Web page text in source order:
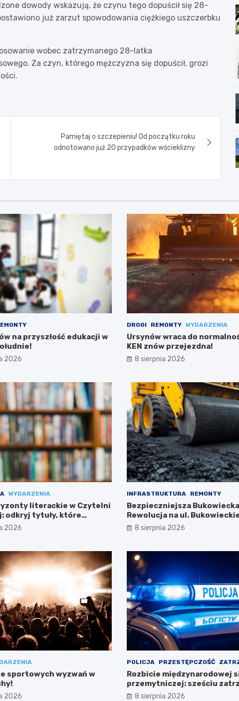
dowody wskazują, że czynu tego dopuścił się 28-
już zarzut spowodowania ciężkiego uszczerbku
wobec zatrzymanego 28-latka
Za czyn, którego mężczyzna się dopuścił, grozi
Pamiętaj o szczepieniu! Od początku roku
odnotowano już 20 przypadków wścieklizny
na przyszłość edukacji w
2026
DROGI REMONTY WYDARZENIA
Ursynów wraca do
KEN znów przejezdna!
8 sierpnia 2026
WYDARZENIA
literackie w Czytelni
odkryj tytuły, które
2026
INFRASTRUKTURA REMONTY
Bezpieczniejsza
Rewolucja na ul.
Targówku
8 sierpnia 2026
sportowych wyzwań w
2026
POLICJA PRZESTĘPCZOŚĆ
Rozbicie międzynarodowej
przemytniczej: sześciu
w Polsce
8 sierpnia 2026